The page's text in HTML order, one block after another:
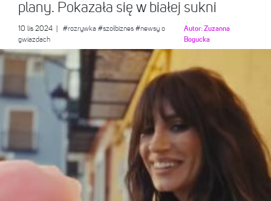
plany. Pokazała się w białej sukni
10 lis 2024 #rozrywka #szołbiznes #newsy o
gwiazdach
Autor:Zuzanna
Bogucka